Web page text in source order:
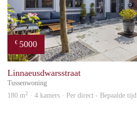
€ 5000
Linnaeusdwarsstraat
Tussenwoning
180 m2 · 4 kamers · Per direct - Bepaalde tijd